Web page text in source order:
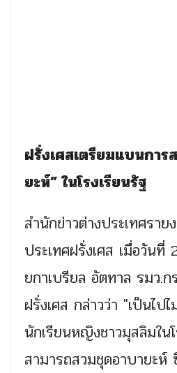
ฝรั่งเศสเตรียมแบนการ
ยะห์” ในโรงเรียนรัฐ
สำนักข่าวต่างประเทศรา
ประเทศฝรั่งเศส เมื่อวันที่
ยกาเบรียล อัตทาล รมว.
ฝรั่งเศส กล่าวว่า "เป็นไป
นักเรียนหญิงชาวมุสลิมใน
สามารถสวมชุดอาบายะห์